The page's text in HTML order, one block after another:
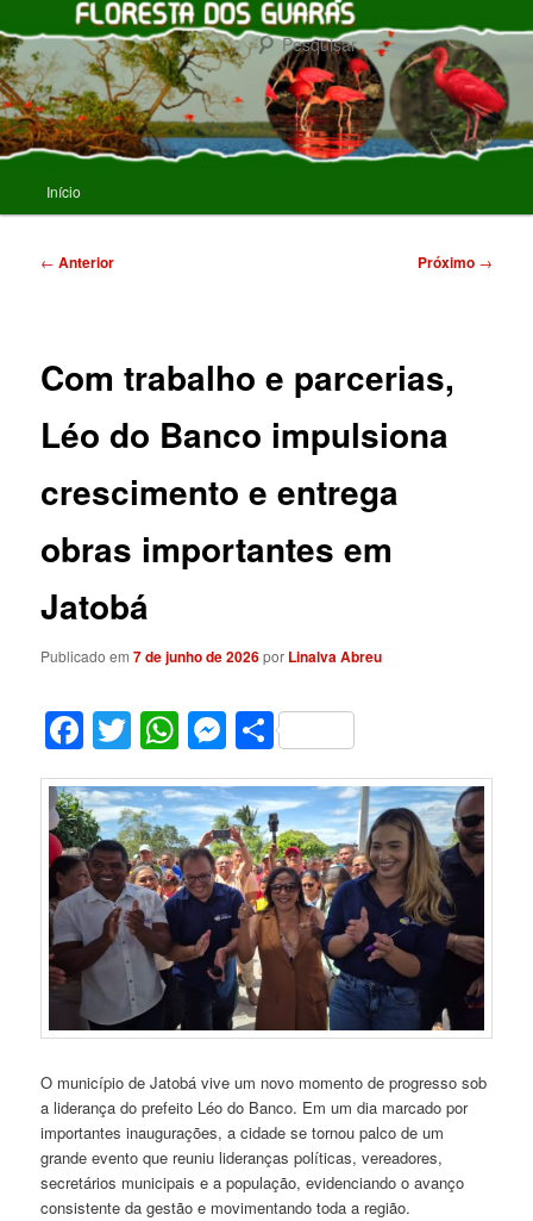
para
o
conteúdo
principalFLORESTA DOS GUARAS
principal
Início
Navegação
← Anterior Próximo →
Com trabalho e parcerias,
Léo do Banco impulsiona
crescimento e entrega
obras importantes em
Jatobá
Publicado em7 de junho de 2026por Linalva Abreu
Facebook
Twitter
WhatsApp
Messenger
Share
O município de Jatobá vive um novo momento de progresso sob
a liderança do prefeito Léo do Banco. Em um dia marcado por
importantes inaugurações, a cidade se tornou palco de um
grande evento que reuniu lideranças políticas, vereadores,
secretários municipais e a população, evidenciando o avanço
consistente da gestão e movimentando toda a região.